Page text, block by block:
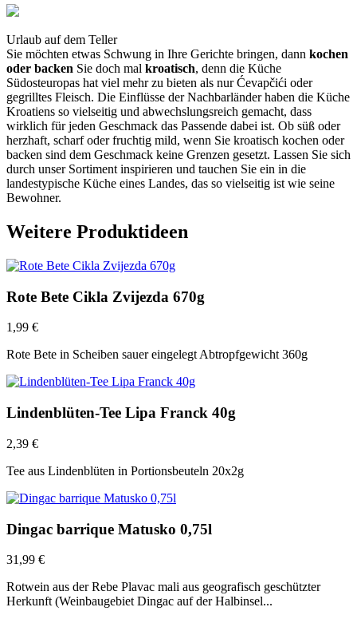
Urlaub auf dem Teller
Sie möchten etwas Schwung in Ihre Gerichte bringen, dann kochen
oder backen Sie doch mal kroatisch, denn die Küche
Südosteuropas hat viel mehr zu bieten als nur Ćevapčići oder
gegrilltes Fleisch. Die Einflüsse der Nachbarländer haben die Küche
Kroatiens so vielseitig und abwechslungsreich gemacht, dass
wirklich für jeden Geschmack das Passende dabei ist. Ob süß oder
herzhaft, scharf oder fruchtig mild, wenn Sie kroatisch kochen oder
backen sind dem Geschmack keine Grenzen gesetzt. Lassen Sie sich
durch unser Sortiment inspirieren und tauchen Sie ein in die
landestypische Küche eines Landes, das so vielseitig ist wie seine
Bewohner.
Weitere Produktideen
Rote Bete Cikla Zvijezda 670g
1,99 €
Rote Bete in Scheiben sauer eingelegt Abtropfgewicht 360g
Lindenblüten-Tee Lipa Franck 40g
2,39 €
Tee aus Lindenblüten in Portionsbeuteln 20x2g
Dingac barrique Matusko 0,75l
31,99 €
Rotwein aus der Rebe Plavac mali aus geografisch geschützter
Herkunft (Weinbaugebiet Dingac auf der Halbinsel...